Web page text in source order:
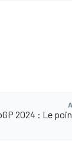
2024 : Le